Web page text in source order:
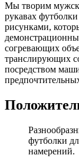
Мы творим
рукавах
рисунками,
согревающих
транслирующих
посредством
футболки
намерений.